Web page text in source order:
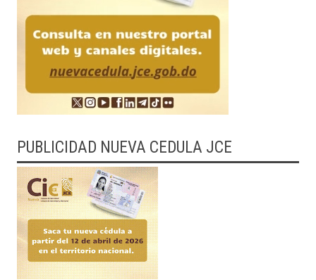
PUBLICIDAD NUEVA CEDULA JCE